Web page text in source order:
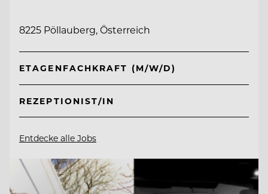
8225 Pöllauberg, Österreich
ETAGENFACHKRAFT (M/W/D)
REZEPTIONIST/IN
Entdecke alle Jobs